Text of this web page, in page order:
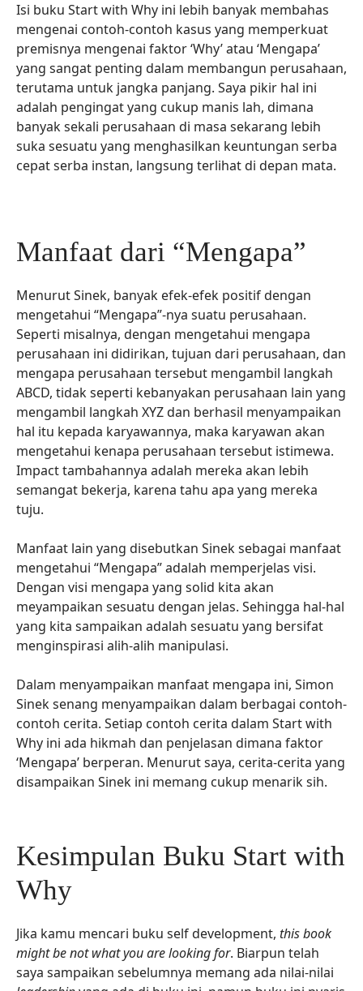
Isi buku Start with Why ini lebih banyak membahas
mengenai contoh-contoh kasus yang memperkuat
premisnya mengenai faktor ‘Why’ atau ‘Mengapa’
yang sangat penting dalam membangun perusahaan,
terutama untuk jangka panjang. Saya pikir hal ini
adalah pengingat yang cukup manis lah, dimana
banyak sekali perusahaan di masa sekarang lebih
suka sesuatu yang menghasilkan keuntungan serba
cepat serba instan, langsung terlihat di depan mata.
Manfaat dari “Mengapa”
Menurut Sinek, banyak efek-efek positif dengan
mengetahui “Mengapa”-nya suatu perusahaan.
Seperti misalnya, dengan mengetahui mengapa
perusahaan ini didirikan, tujuan dari perusahaan, dan
mengapa perusahaan tersebut mengambil langkah
ABCD, tidak seperti kebanyakan perusahaan lain yang
mengambil langkah XYZ dan berhasil menyampaikan
hal itu kepada karyawannya, maka karyawan akan
mengetahui kenapa perusahaan tersebut istimewa.
Impact tambahannya adalah mereka akan lebih
semangat bekerja, karena tahu apa yang mereka
tuju.
Manfaat lain yang disebutkan Sinek sebagai manfaat
mengetahui “Mengapa” adalah memperjelas visi.
Dengan visi mengapa yang solid kita akan
meyampaikan sesuatu dengan jelas. Sehingga hal-hal
yang kita sampaikan adalah sesuatu yang bersifat
menginspirasi alih-alih manipulasi.
Dalam menyampaikan manfaat mengapa ini, Simon
Sinek senang menyampaikan dalam berbagai contoh-
contoh cerita. Setiap contoh cerita dalam Start with
Why ini ada hikmah dan penjelasan dimana faktor
‘Mengapa’ berperan. Menurut saya, cerita-cerita yang
disampaikan Sinek ini memang cukup menarik sih.
Kesimpulan Buku Start with
Why
Jika kamu mencari buku self development, this book
might be not what you are looking for. Biarpun telah
saya sampaikan sebelumnya memang ada nilai-nilai